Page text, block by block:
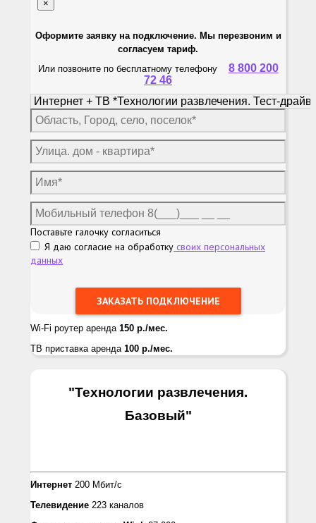
×
Оформите заявку на подключение. Мы перезвоним и
согласуем тариф.
Или позвоните по бесплатному телефону 8 800 200
72 46
Поставьте галочку согласиться
Я даю согласие на обработку своих персональных
данных
Wi-Fi роутер аренда 150 р./мес.
ТВ приставка аренда 100 р./мес.
"Технологии развлечения.
Базовый"
Интернет 200 Мбит/с
Телевидение 223 каналов